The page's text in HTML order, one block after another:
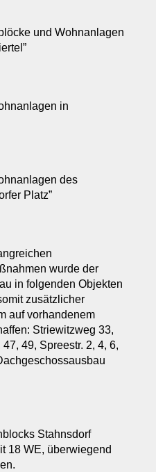
und Wohnanlagen
in
des
Platz”
wurde der
in folgenden Objekten
zusätzlicher
auf vorhandenem
Striewitzweg 33,
49, Spreestr. 2, 4, 6,
Stahnsdorf
18 WE, überwiegend